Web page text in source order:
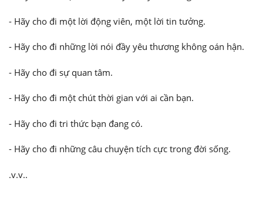
- Hãy cho đi một lời động viên, một lời tin tưởng.
- Hãy cho đi những lời nói đầy yêu thương không oán hận.
- Hãy cho đi sự quan tâm.
- Hãy cho đi một chút thời gian với ai cần bạn.
- Hãy cho đi tri thức bạn đang có.
- Hãy cho đi những câu chuyện tích cực trong đời sống.
.v.v..